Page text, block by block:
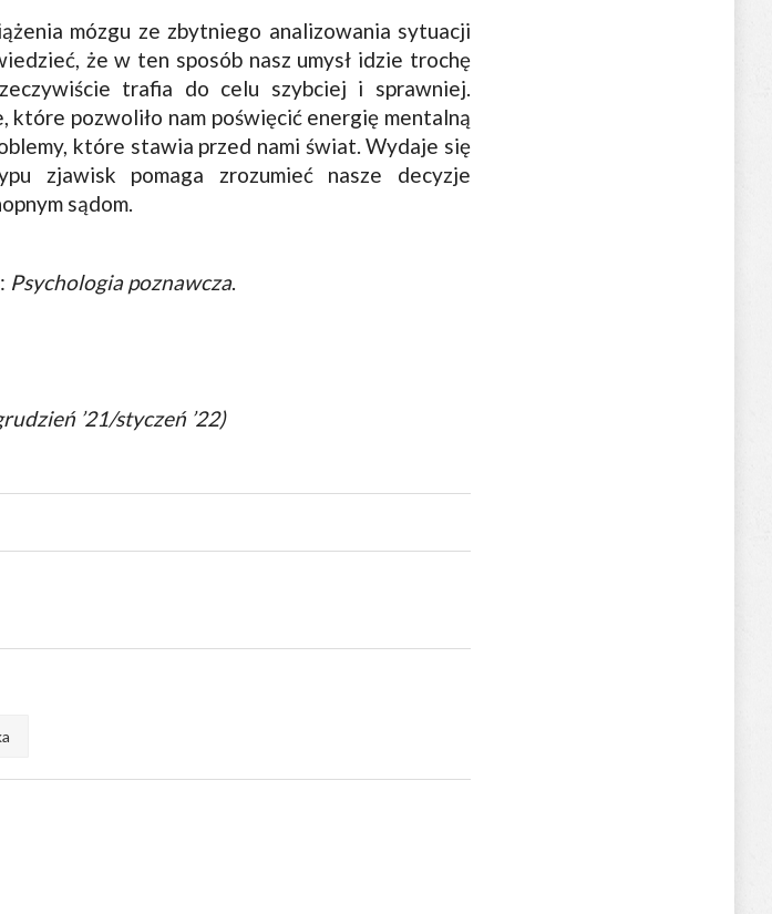
mózgu ze zbytniego analizowania sytuacji
że w ten sposób nasz umysł idzie trochę
trafia do celu szybciej i sprawniej.
pozwoliło nam poświęcić energię mentalną
które stawia przed nami świat. Wydaje się
zjawisk pomaga zrozumieć nasze decyzje
sądom.
Psychologia poznawcza.
’21/styczeń ’22)